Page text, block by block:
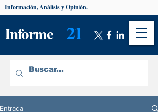
Informe 21
Información, Análisis y Opinión.
Entrada